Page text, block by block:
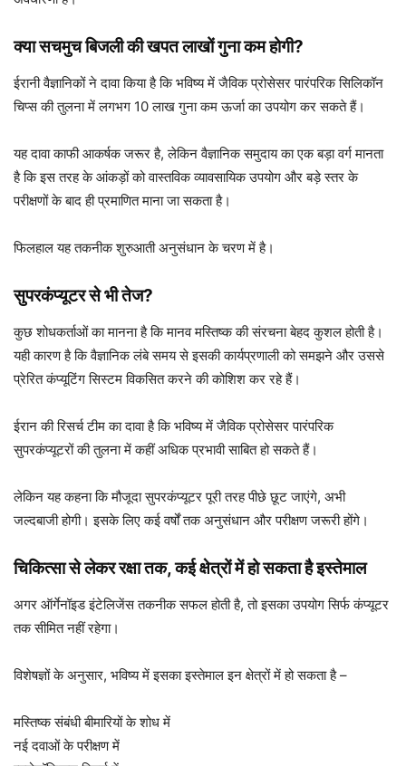
क्या सचमुच बिजली की खपत लाखों गुना कम होगी?
ईरानी वैज्ञानिकों ने दावा किया है कि भविष्य में जैविक प्रोसेसर पारंपरिक सिलिकॉन
चिप्स की तुलना में लगभग 10 लाख गुना कम ऊर्जा का उपयोग कर सकते हैं।
यह दावा काफी आकर्षक जरूर है, लेकिन वैज्ञानिक समुदाय का एक बड़ा वर्ग मानता
है कि इस तरह के आंकड़ों को वास्तविक व्यावसायिक उपयोग और बड़े स्तर के
परीक्षणों के बाद ही प्रमाणित माना जा सकता है।
फिलहाल यह तकनीक शुरुआती अनुसंधान के चरण में है।
सुपरकंप्यूटर से भी तेज?
कुछ शोधकर्ताओं का मानना है कि मानव मस्तिष्क की संरचना बेहद कुशल होती है।
यही कारण है कि वैज्ञानिक लंबे समय से इसकी कार्यप्रणाली को समझने और उससे
प्रेरित कंप्यूटिंग सिस्टम विकसित करने की कोशिश कर रहे हैं।
ईरान की रिसर्च टीम का दावा है कि भविष्य में जैविक प्रोसेसर पारंपरिक
सुपरकंप्यूटरों की तुलना में कहीं अधिक प्रभावी साबित हो सकते हैं।
लेकिन यह कहना कि मौजूदा सुपरकंप्यूटर पूरी तरह पीछे छूट जाएंगे, अभी
जल्दबाजी होगी। इसके लिए कई वर्षों तक अनुसंधान और परीक्षण जरूरी होंगे।
चिकित्सा से लेकर रक्षा तक, कई क्षेत्रों में हो सकता है इस्तेमाल
अगर ऑर्गेनॉइड इंटेलिजेंस तकनीक सफल होती है, तो इसका उपयोग सिर्फ कंप्यूटर
तक सीमित नहीं रहेगा।
विशेषज्ञों के अनुसार, भविष्य में इसका इस्तेमाल इन क्षेत्रों में हो सकता है –
मस्तिष्क संबंधी बीमारियों के शोध में
नई दवाओं के परीक्षण में